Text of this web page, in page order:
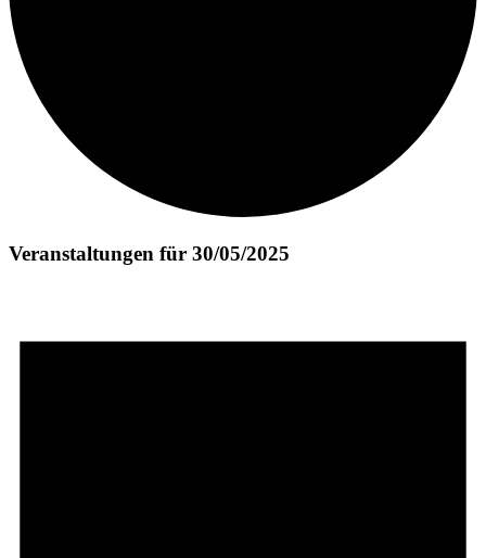
Veranstaltungen für 30/05/2025